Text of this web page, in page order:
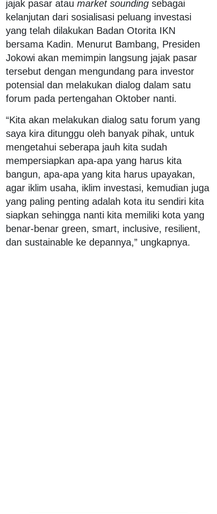
jajak pasar atau market sounding sebagai
kelanjutan dari sosialisasi peluang investasi
yang telah dilakukan Badan Otorita IKN
bersama Kadin. Menurut Bambang, Presiden
Jokowi akan memimpin langsung jajak pasar
tersebut dengan mengundang para investor
potensial dan melakukan dialog dalam satu
forum pada pertengahan Oktober nanti.
“Kita akan melakukan dialog satu forum yang
saya kira ditunggu oleh banyak pihak, untuk
mengetahui seberapa jauh kita sudah
mempersiapkan apa-apa yang harus kita
bangun, apa-apa yang kita harus upayakan,
agar iklim usaha, iklim investasi, kemudian juga
yang paling penting adalah kota itu sendiri kita
siapkan sehingga nanti kita memiliki kota yang
benar-benar green, smart, inclusive, resilient,
dan sustainable ke depannya,” ungkapnya.